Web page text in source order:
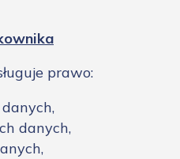
prawo:
danych,